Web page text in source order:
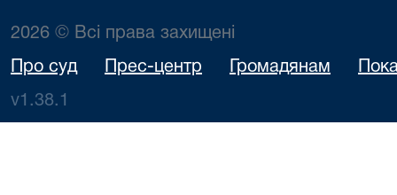
2026 © Всі права захищені
Про суд Прес-центр Громадянам
v1.38.1